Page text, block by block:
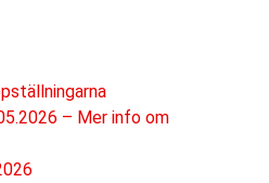
– Mer info om